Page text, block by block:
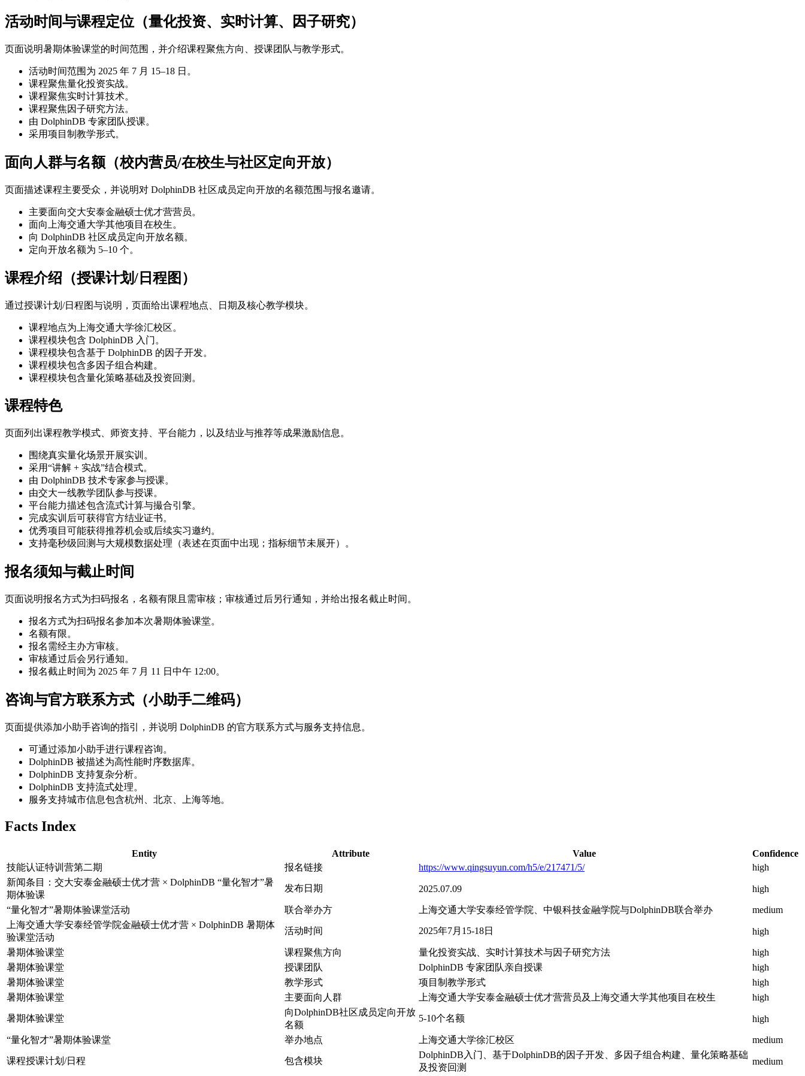
活动时间与课程定位（量化投资、实时计算、因子研究）
页面说明暑期体验课堂的时间范围，并介绍课程聚焦方向、授课团队与教学形式。
活动时间范围为 2025 年 7 月 15–18 日。
课程聚焦量化投资实战。
课程聚焦实时计算技术。
课程聚焦因子研究方法。
由 DolphinDB 专家团队授课。
采用项目制教学形式。
面向人群与名额（校内营员/在校生与社区定向开放）
页面描述课程主要受众，并说明对 DolphinDB 社区成员定向开放的名额范围与报名邀请。
主要面向交大安泰金融硕士优才营营员。
面向上海交通大学其他项目在校生。
向 DolphinDB 社区成员定向开放名额。
定向开放名额为 5–10 个。
课程介绍（授课计划/日程图）
通过授课计划/日程图与说明，页面给出课程地点、日期及核心教学模块。
课程地点为上海交通大学徐汇校区。
课程模块包含 DolphinDB 入门。
课程模块包含基于 DolphinDB 的因子开发。
课程模块包含多因子组合构建。
课程模块包含量化策略基础及投资回测。
课程特色
页面列出课程教学模式、师资支持、平台能力，以及结业与推荐等成果激励信息。
围绕真实量化场景开展实训。
采用“讲解 + 实战”结合模式。
由 DolphinDB 技术专家参与授课。
由交大一线教学团队参与授课。
平台能力描述包含流式计算与撮合引擎。
完成实训后可获得官方结业证书。
优秀项目可能获得推荐机会或后续实习邀约。
支持毫秒级回测与大规模数据处理（表述在页面中出现；指标细节未展开）。
报名须知与截止时间
页面说明报名方式为扫码报名，名额有限且需审核；审核通过后另行通知，并给出报名截止时间。
报名方式为扫码报名参加本次暑期体验课堂。
名额有限。
报名需经主办方审核。
审核通过后会另行通知。
报名截止时间为 2025 年 7 月 11 日中午 12:00。
咨询与官方联系方式（小助手二维码）
页面提供添加小助手咨询的指引，并说明 DolphinDB 的官方联系方式与服务支持信息。
可通过添加小助手进行课程咨询。
DolphinDB 被描述为高性能时序数据库。
DolphinDB 支持复杂分析。
DolphinDB 支持流式处理。
服务支持城市信息包含杭州、北京、上海等地。
Facts Index
Entity Attribute Value
Confidence
技能认证特训营第二期
报名链接 https://www.qingsuyun.com/h5/e/217471/5/
high
新闻条目：交大安泰金融硕士优才营 × DolphinDB “量化智才”暑
期体验课
发布日期 2025.07.09 high
“量化智才”暑期体验课堂活动 联合举办方 上海交通大学安泰经管学院、中银科技金融学院与DolphinDB联合举办
medium
上海交通大学安泰经管学院金融硕士优才营 × DolphinDB 暑期体
验课堂活动
活动时间 2025年7月15-18日 high
暑期体验课堂 课程聚焦方向 量化投资实战、实时计算技术与因子研究方法
high
暑期体验课堂
授课团队 DolphinDB 专家团队亲自授课
high
暑期体验课堂
教学形式 项目制教学形式
high
暑期体验课堂
主要面向人群 上海交通大学安泰金融硕士优才营营员及上海交通大学其他项目在校生 high
暑期体验课堂
向DolphinDB社区成员定向开放
名额
5-10个名额 high
“量化智才”暑期体验课堂 举办地点 上海交通大学徐汇校区 medium
课程授课计划/日程 包含模块
DolphinDB入门、基于DolphinDB的因子开发、多因子组合构建、量化策略基础
及投资回测
medium